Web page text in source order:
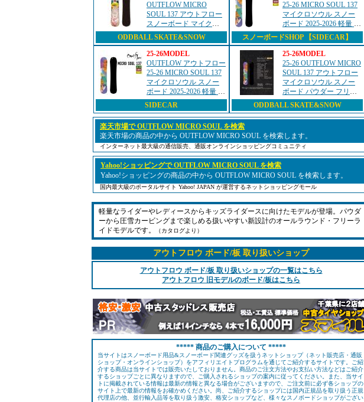
OUTFLOW MICRO
SOUL 137 アウトフロー
スノーボード マイクロ
ソウル パウダー フリー
ラン
ODDBALL SKATE&SNOW
25-26 MICRO SOUL 137
マイクロソウル スノー
ボード 2025-2026 軽量 キ
ッズ
スノーボードSHOP 【SIDECAR】
25-26MODEL
OUTFLOW アウトフロー
25-26 MICRO SOUL 137
マイクロソウル スノー
ボード 2025-2026 軽量 キ
ッズ
SIDECAR
25-26MODEL
25-26 OUTFLOW MICRO
SOUL 137 アウトフロー
マイクロソウル スノー
ボード パウダー フリー
ラン
ODDBALL SKATE&SNOW
楽天市場で OUTFLOW MICRO SOUL を検索
楽天市場の商品の中から OUTFLOW MICRO SOUL を検索します。
インターネット最大級の通信販売、通販オンラインショッピングコミュニティ
Yahoo!ショッピングで OUTFLOW MICRO SOUL を検索
Yahoo!ショッピングの商品の中から OUTFLOW MICRO SOUL を検索します。
国内最大級のポータルサイト Yahoo! JAPAN が運営するネットショッピングモール
軽量なライダーやレディースからキッズライダースに向けたモデルが登場。パウダ
ーから圧雪カービングまで楽しめる扱いやすい新設計のオールラウンド・フリーラ
イドモデルです。
（カタログより）
アウトフロウ ボード/板 取り扱いショップ
アウトフロウ ボード/板 取り扱いショップの一覧はこちら
アウトフロウ 旧モデルのボード/板はこちら
***** 商品のご購入について *****
当サイトはスノーボード用品&スノーボード関連グッズを扱うネットショップ（ネット販売店・通販
ショップ・オンラインショップ）をアフィリエイトプログラムを通じてご紹介するサイトです。ご紹
介する商品は当サイトでは販売いたしておりません。商品のご注文方法やお支払い方法などはご紹介
するショップごとに異なりますので、ご購入されるショップの案内に従ってください。また、当サイ
トに掲載されている情報は最新の情報と異なる場合がございますので、ご注文前に必ず各ショップの
サイト上で最新の情報をお確かめください。尚、ご紹介するショップには国内正規品を取り扱う正規
代理店の他、並行輸入品等を取り扱う激安、格安ショップなど、様々なスノボードショップがござい